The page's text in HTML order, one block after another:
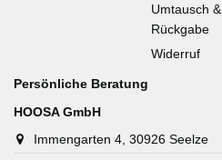
Umtausch &
Rückgabe
Widerruf
Persönliche Beratung
HOOSA GmbH
Immengarten 4, 30926 Seelze